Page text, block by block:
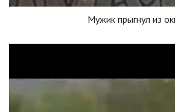
Мужик прыгнул из